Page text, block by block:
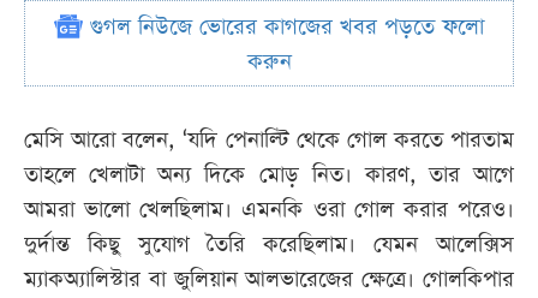
গুগল নিউজে ভোরের কাগজের খবর পড়তে ফলো
করুন
মেসি আরো বলেন, ‘যদি পেনাল্টি থেকে গোল করতে পারতাম
তাহলে খেলাটা অন্য দিকে মোড় নিত। কারণ, তার আগে
আমরা ভালো খেলছিলাম। এমনকি ওরা গোল করার পরেও।
দুর্দান্ত কিছু সুযোগ তৈরি করেছিলাম। যেমন আলেক্সিস
ম্যাকঅ্যালিস্টার বা জুলিয়ান আলভারেজের ক্ষেত্রে। গোলকিপার